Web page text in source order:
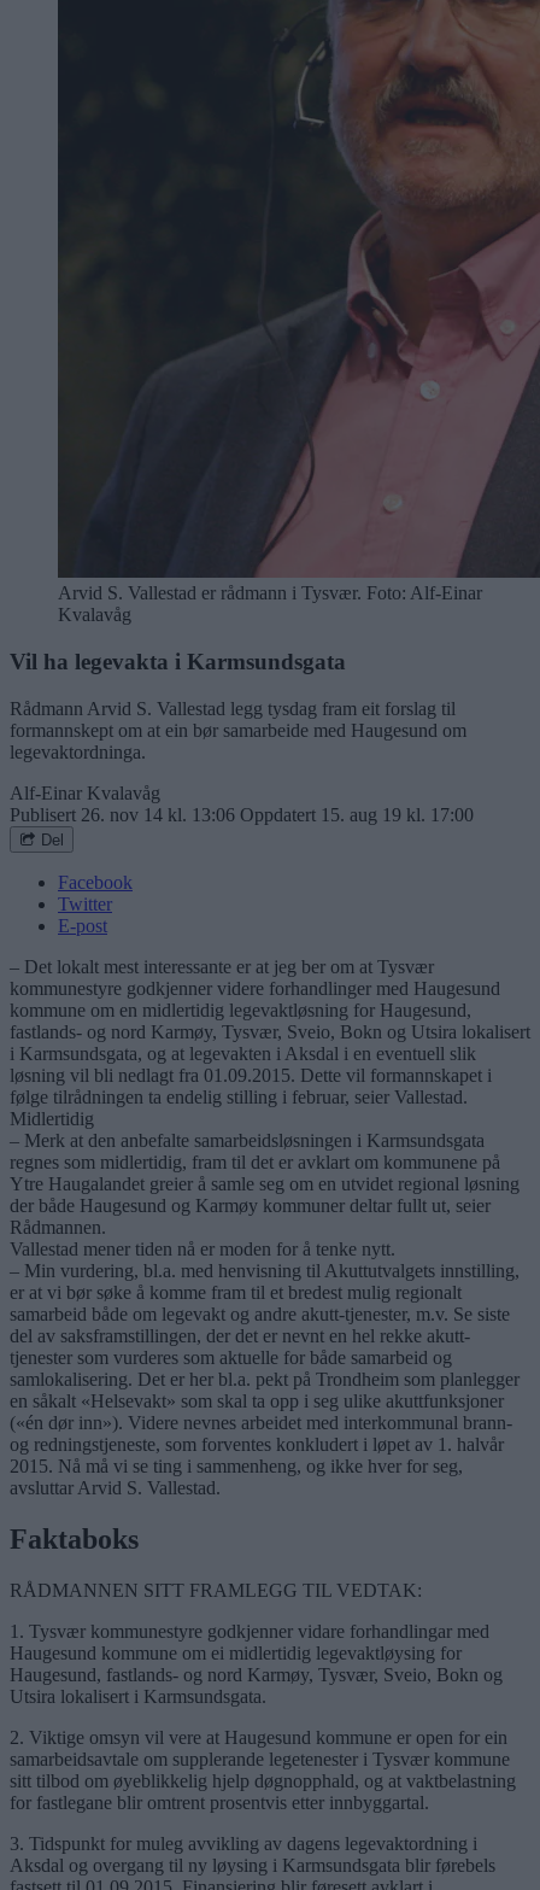
Arvid S. Vallestad er rådmann i Tysvær. Foto: Alf-Einar
Kvalavåg
Vil ha legevakta i Karmsundsgata
Rådmann Arvid S. Vallestad legg tysdag fram eit forslag til
formannskept om at ein bør samarbeide med Haugesund om
legevaktordninga.
Alf-Einar Kvalavåg
Publisert 26. nov 14 kl. 13:06 Oppdatert 15. aug 19 kl. 17:00
Del
Facebook
Twitter
E-post
– Det lokalt mest interessante er at jeg ber om at Tysvær
kommunestyre godkjenner videre forhandlinger med Haugesund
kommune om en midlertidig legevaktløsning for Haugesund,
fastlands- og nord Karmøy, Tysvær, Sveio, Bokn og Utsira lokalisert
i Karmsundsgata, og at legevakten i Aksdal i en eventuell slik
løsning vil bli nedlagt fra 01.09.2015. Dette vil formannskapet i
følge tilrådningen ta endelig stilling i februar, seier Vallestad.
Midlertidig
– Merk at den anbefalte samarbeidsløsningen i Karmsundsgata
regnes som midlertidig, fram til det er avklart om kommunene på
Ytre Haugalandet greier å samle seg om en utvidet regional løsning
der både Haugesund og Karmøy kommuner deltar fullt ut, seier
Rådmannen.
Vallestad mener tiden nå er moden for å tenke nytt.
– Min vurdering, bl.a. med henvisning til Akuttutvalgets innstilling,
er at vi bør søke å komme fram til et bredest mulig regionalt
samarbeid både om legevakt og andre akutt-tjenester, m.v. Se siste
del av saksframstillingen, der det er nevnt en hel rekke akutt-
tjenester som vurderes som aktuelle for både samarbeid og
samlokalisering. Det er her bl.a. pekt på Trondheim som planlegger
en såkalt «Helsevakt» som skal ta opp i seg ulike akuttfunksjoner
(«én dør inn»). Videre nevnes arbeidet med interkommunal brann-
og redningstjeneste, som forventes konkludert i løpet av 1. halvår
2015. Nå må vi se ting i sammenheng, og ikke hver for seg,
avsluttar Arvid S. Vallestad.
Faktaboks
RÅDMANNEN SITT FRAMLEGG TIL VEDTAK:
1. Tysvær kommunestyre godkjenner vidare forhandlingar med
Haugesund kommune om ei midlertidig legevaktløysing for
Haugesund, fastlands- og nord Karmøy, Tysvær, Sveio, Bokn og
Utsira lokalisert i Karmsundsgata.
2. Viktige omsyn vil vere at Haugesund kommune er open for ein
samarbeidsavtale om supplerande legetenester i Tysvær kommune
sitt tilbod om øyeblikkelig hjelp døgnopphald, og at vaktbelastning
for fastlegane blir omtrent prosentvis etter innbyggartal.
3. Tidspunkt for muleg avvikling av dagens legevaktordning i
Aksdal og overgang til ny løysing i Karmsundsgata blir førebels